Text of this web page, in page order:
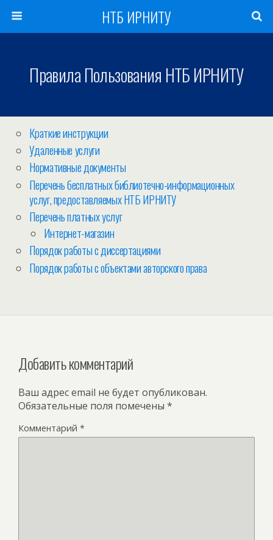
НТБ ИРНИТУ
Правила Пользования НТБ ИРНИТУ
Краткие инструкции
Удаленные услуги
Нормативные документы
Перечень бесплатных библиотечно-информационных
услуг, предоставляемых НТБ ИРНИТУ
Перечень платных услуг
Интернет-магазин
Порядок работы с диссертациями
Порядок работы с объектами авторского права
Добавить комментарий
Ваш адрес email не будет опубликован.
Обязательные поля помечены *
Комментарий *